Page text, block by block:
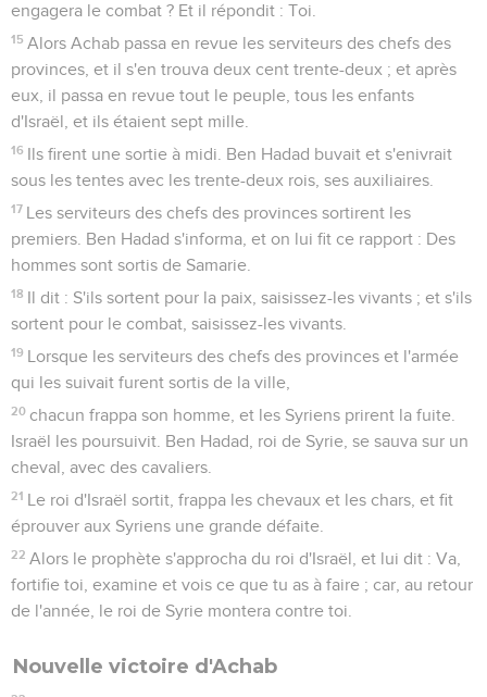
engagera le combat ? Et il répondit : Toi.
15 Alors Achab passa en revue les serviteurs des chefs des
provinces, et il s'en trouva deux cent trente-deux ; et après
eux, il passa en revue tout le peuple, tous les enfants
d'Israël, et ils étaient sept mille.
16 Ils firent une sortie à midi. Ben Hadad buvait et s'enivrait
sous les tentes avec les trente-deux rois, ses auxiliaires.
17 Les serviteurs des chefs des provinces sortirent les
premiers. Ben Hadad s'informa, et on lui fit ce rapport : Des
hommes sont sortis de Samarie.
18 Il dit : S'ils sortent pour la paix, saisissez-les vivants ; et s'ils
sortent pour le combat, saisissez-les vivants.
19 Lorsque les serviteurs des chefs des provinces et l'armée
qui les suivait furent sortis de la ville,
20 chacun frappa son homme, et les Syriens prirent la fuite.
Israël les poursuivit. Ben Hadad, roi de Syrie, se sauva sur un
cheval, avec des cavaliers.
21 Le roi d'Israël sortit, frappa les chevaux et les chars, et fit
éprouver aux Syriens une grande défaite.
22 Alors le prophète s'approcha du roi d'Israël, et lui dit : Va,
fortifie toi, examine et vois ce que tu as à faire ; car, au retour
de l'année, le roi de Syrie montera contre toi.
Nouvelle victoire d'Achab